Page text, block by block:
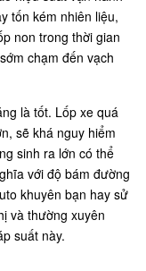
tốn kém nhiên liệu,
non trong thời gian
chạm đến vạch
là tốt. Lốp xe quá
sẽ khá nguy hiểm
sinh ra lớn có thể
với độ bám đường
khuyên bạn hay sử
và thường xuyên
suất này.